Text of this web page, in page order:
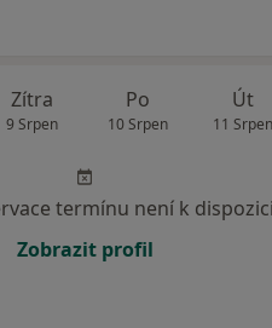
Zítra
9 Srpen
Po
10 Srpen
Út
11 Srpen
termínu není k dispozici
Zobrazit profil